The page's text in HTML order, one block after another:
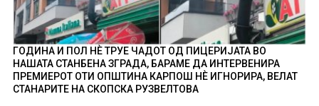
ГОДИНА И ПОЛ НÈ ТРУЕ ЧАДОТ ОД ПИЦЕРИЈАТА ВО
НАШАТА СТАНБЕНА ЗГРАДА, БАРАМЕ ДА ИНТЕРВЕНИРА
ПРЕМИЕРОТ ОТИ ОПШТИНА КАРПОШ НÈ ИГНОРИРА, ВЕЛАТ
СТАНАРИТЕ НА СКОПСКА РУЗВЕЛТОВА